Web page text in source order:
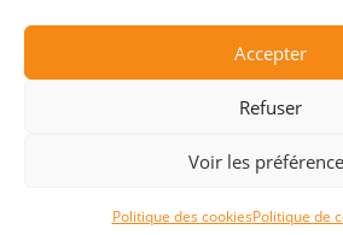
Accepter
Refuser
Voir les
Politique des cookiesPolitique de
CANDIDATS